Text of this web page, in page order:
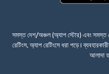
সমস্ত দেশ/অঞ্চল (অ্যাপ স্টোর) এবং
রেটিংস, অ্যাপ রেটিংসে ধরা পড়ে।
আলাদা